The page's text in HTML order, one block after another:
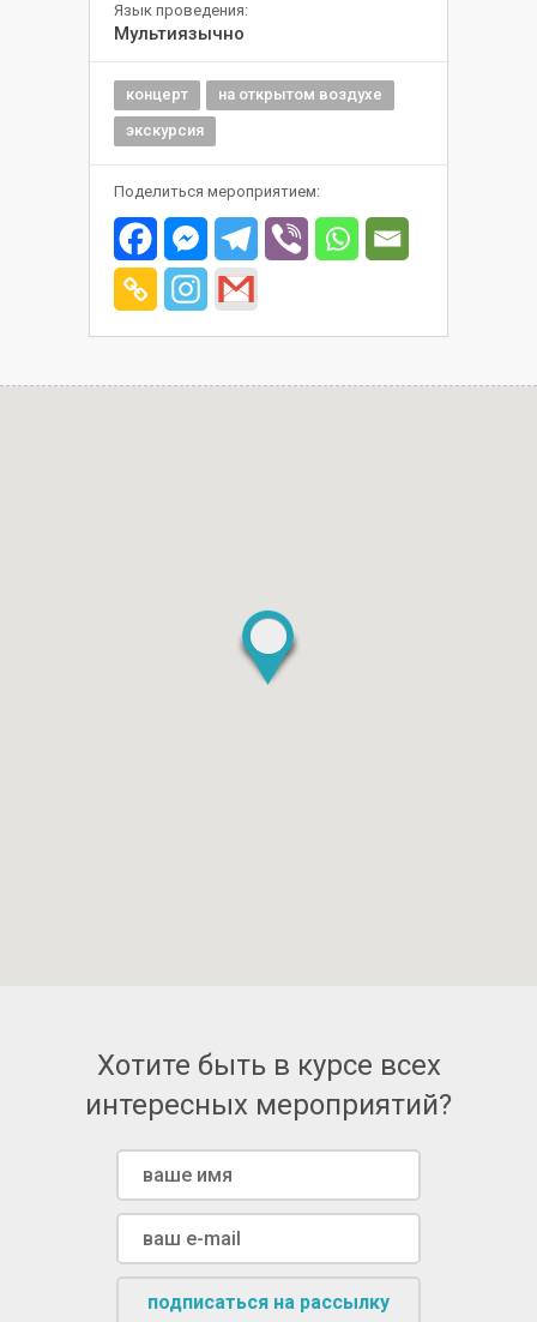
Язык проведения:
Мультиязычно
концерт
на открытом воздухе
экскурсия
Поделиться мероприятием:
Хотите быть в курсе всех
интересных мероприятий?
подписаться на рассылку